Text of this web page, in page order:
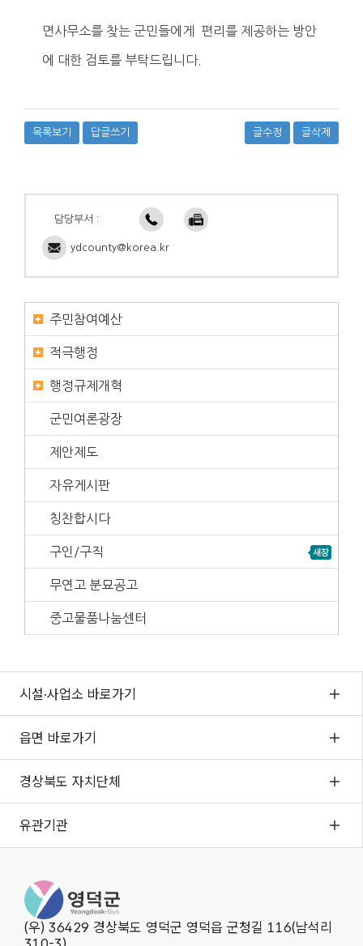
면사무소를 찾는 군민들에게 편리를 제공하는 방안
에 대한 검토를 부탁드립니다.
목록보기 답글쓰기 글수정 글삭제
담당부서 :
ydcounty@korea.kr
주민참여예산
적극행정
행정규제개혁
군민여론광장
제안제도
자유게시판
칭찬합시다
구인/구직
무연고 분묘공고
중고물품나눔센터
시설·사업소 바로가기
읍면 바로가기
경상북도 자치단체
유관기관
영덕군청
(우) 36429 경상북도 영덕군 영덕읍 군청길 116(남석리